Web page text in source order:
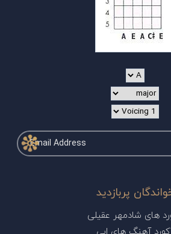
پربازدید
های شادمهر عقیلی